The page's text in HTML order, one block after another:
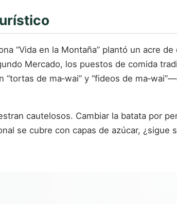
“Vida en la Montaña” plantó un acre
Mercado, los puestos de comida
“tortas de ma‑wai” y “fideos de
cautelosos. Cambiar la batata por
se cubre con capas de azúcar,